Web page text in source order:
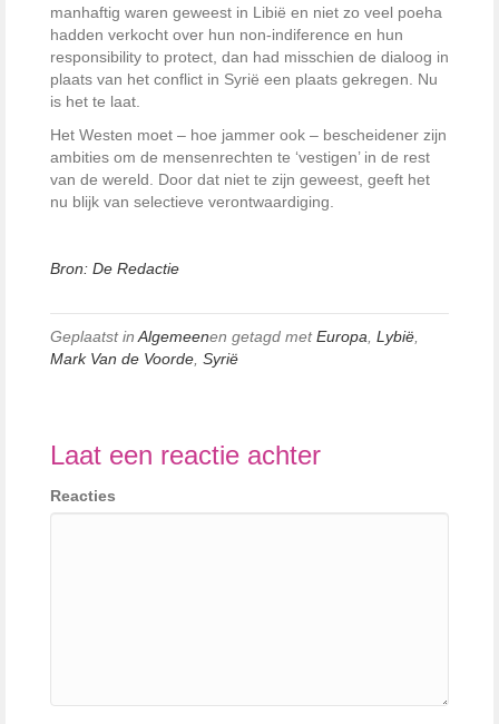
manhaftig waren geweest in Libië en niet zo veel poeha
hadden verkocht over hun non-indiference en hun
responsibility to protect, dan had misschien de dialoog in
plaats van het conflict in Syrië een plaats gekregen. Nu
is het te laat.
Het Westen moet – hoe jammer ook – bescheidener zijn
ambities om de mensenrechten te ‘vestigen’ in de rest
van de wereld. Door dat niet te zijn geweest, geeft het
nu blijk van selectieve verontwaardiging.
Bron: De Redactie
Geplaatst in Algemeenen getagd metEuropa Lybië
Mark Van de Voorde Syrië
Laat een reactie achter
Reacties